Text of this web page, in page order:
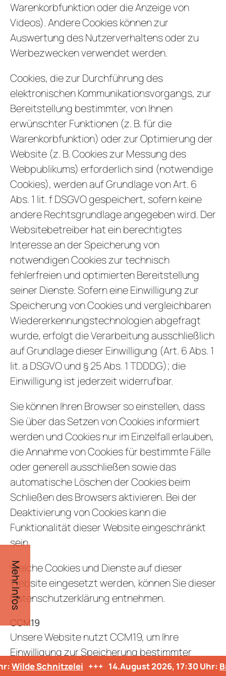
Mehr Infos
Warenkorbfunktion oder die Anzeige von
Videos). Andere Cookies können zur
Auswertung des Nutzerverhaltens oder zu
Werbezwecken verwendet werden.
Cookies, die zur Durchführung des
elektronischen Kommunikationsvorgangs, zur
Bereitstellung bestimmter, von Ihnen
erwünschter Funktionen (z. B. für die
Warenkorbfunktion) oder zur Optimierung der
Website (z. B. Cookies zur Messung des
Webpublikums) erforderlich sind (notwendige
Cookies), werden auf Grundlage von Art. 6
Abs. 1 lit. f DSGVO gespeichert, sofern keine
andere Rechtsgrundlage angegeben wird. Der
Websitebetreiber hat ein berechtigtes
Interesse an der Speicherung von
notwendigen Cookies zur technisch
fehlerfreien und optimierten Bereitstellung
seiner Dienste. Sofern eine Einwilligung zur
Speicherung von Cookies und vergleichbaren
Wiedererkennungstechnologien abgefragt
wurde, erfolgt die Verarbeitung ausschließlich
auf Grundlage dieser Einwilligung (Art. 6 Abs. 1
lit. a DSGVO und § 25 Abs. 1 TDDDG); die
Einwilligung ist jederzeit widerrufbar.
Sie können Ihren Browser so einstellen, dass
Sie über das Setzen von Cookies informiert
werden und Cookies nur im Einzelfall erlauben,
die Annahme von Cookies für bestimmte Fälle
oder generell ausschließen sowie das
automatische Löschen der Cookies beim
Schließen des Browsers aktivieren. Bei der
Deaktivierung von Cookies kann die
Funktionalität dieser Website eingeschränkt
sein.
Welche Cookies und Dienste auf dieser
Website eingesetzt werden, können Sie dieser
Datenschutzerklärung entnehmen.
CCM19
Unsere Website nutzt CCM19, um Ihre
Einwilligung zur Speicherung bestimmter
Cookies auf Ihrem Endgerät oder zum Einsatz
Wilde Schnitzelei +++ 14.August 2026, 17:30 Uhr: